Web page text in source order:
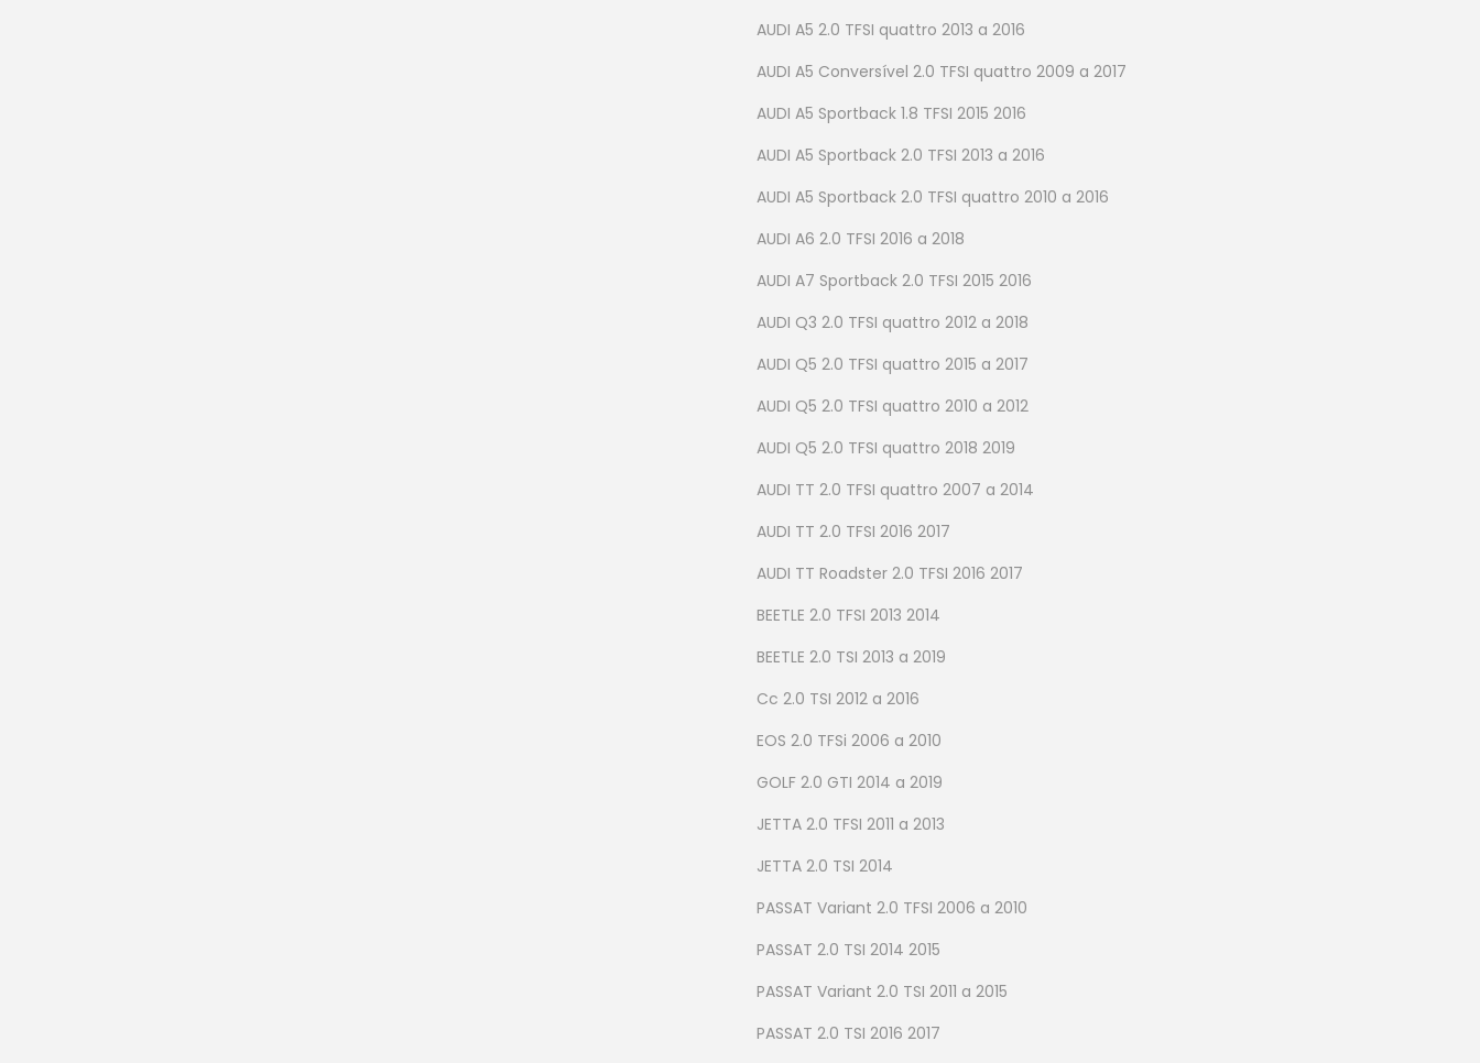
AUDI A5 2.0 TFSI quattro 2013 a 2016
AUDI A5 Conversível 2.0 TFSI quattro 2009 a 2017
AUDI A5 Sportback 1.8 TFSI 2015 2016
AUDI A5 Sportback 2.0 TFSI 2013 a 2016
AUDI A5 Sportback 2.0 TFSI quattro 2010 a 2016
AUDI A6 2.0 TFSI 2016 a 2018
AUDI A7 Sportback 2.0 TFSI 2015 2016
AUDI Q3 2.0 TFSI quattro 2012 a 2018
AUDI Q5 2.0 TFSI quattro 2015 a 2017
AUDI Q5 2.0 TFSI quattro 2010 a 2012
AUDI Q5 2.0 TFSI quattro 2018 2019
AUDI TT 2.0 TFSI quattro 2007 a 2014
AUDI TT 2.0 TFSI 2016 2017
AUDI TT Roadster 2.0 TFSI 2016 2017
BEETLE 2.0 TFSI 2013 2014
BEETLE 2.0 TSI 2013 a 2019
Cc 2.0 TSI 2012 a 2016
EOS 2.0 TFSi 2006 a 2010
GOLF 2.0 GTI 2014 a 2019
JETTA 2.0 TFSI 2011 a 2013
JETTA 2.0 TSI 2014
PASSAT Variant 2.0 TFSI 2006 a 2010
PASSAT 2.0 TSI 2014 2015
PASSAT Variant 2.0 TSI 2011 a 2015
PASSAT 2.0 TSI 2016 2017